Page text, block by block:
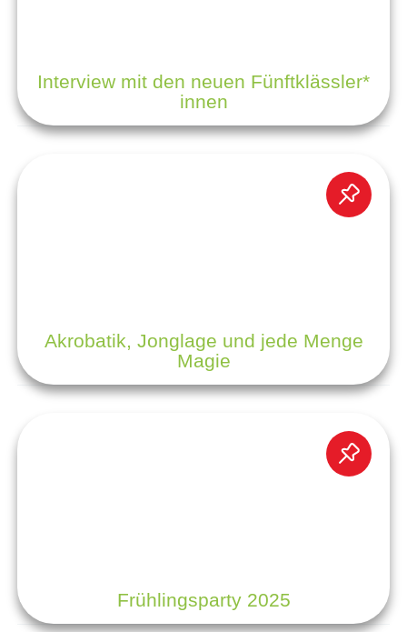
Interview mit den neuen Fünftklässler*
innen
Akrobatik, Jonglage und jede Menge
Magie
Frühlingsparty 2025